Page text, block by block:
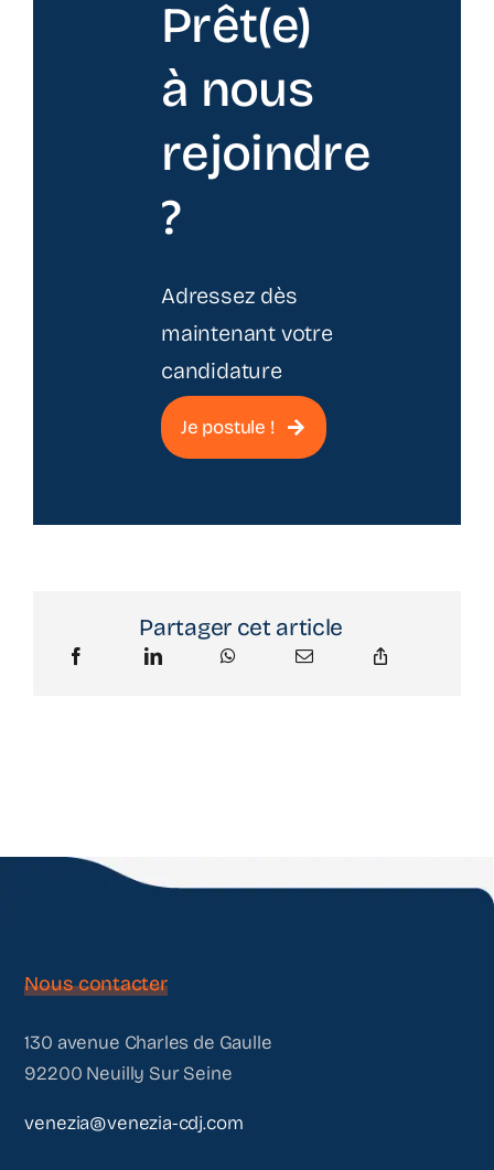
Prêt(e)
à nous
rejoindre
?
Adressez dès
maintenant votre
candidature
Je postule !
Partager cet article
Nous contacter
130 avenue Charles de Gaulle
92200 Neuilly Sur Seine
venezia@venezia-cdj.com